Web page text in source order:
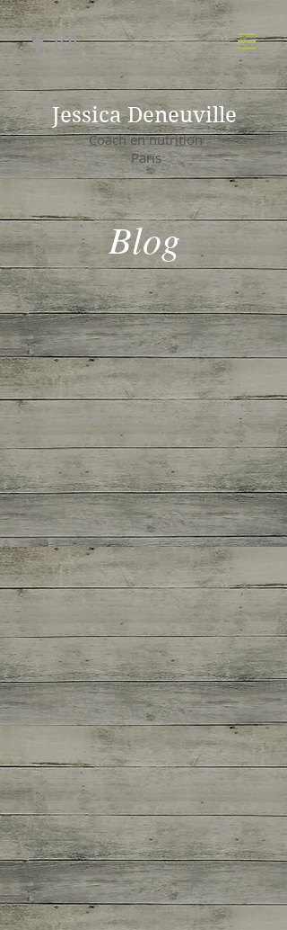
Jessica Deneuville
Coach en nutrition
Paris
Blog